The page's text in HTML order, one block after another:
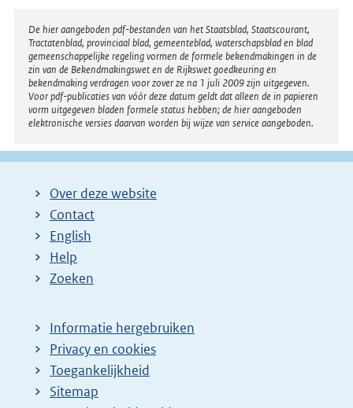
Disclaimer
De hier aangeboden pdf-bestanden van het Staatsblad, Staatscourant,
Tractatenblad, provinciaal blad, gemeenteblad, waterschapsblad en blad
gemeenschappelijke regeling vormen de formele bekendmakingen in de
zin van de Bekendmakingswet en de Rijkswet goedkeuring en
bekendmaking verdragen voor zover ze na 1 juli 2009 zijn uitgegeven.
Voor pdf-publicaties van vóór deze datum geldt dat alleen de in papieren
vorm uitgegeven bladen formele status hebben; de hier aangeboden
elektronische versies daarvan worden bij wijze van service aangeboden.
Over deze website
Contact
English
Help
Zoeken
Informatie hergebruiken
Privacy en cookies
Toegankelijkheid
Sitemap